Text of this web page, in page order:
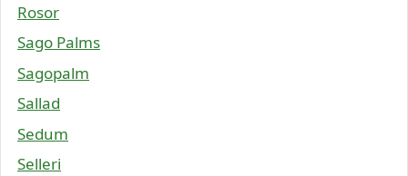
Rosor
Sago Palms
Sagopalm
Sallad
Sedum
Selleri